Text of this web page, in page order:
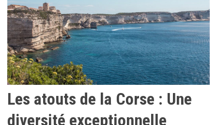
Les atouts de la Corse : Une
diversité exceptionnelle